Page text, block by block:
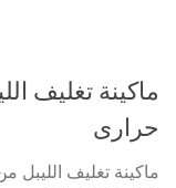
ماكينة تغليف
حرارى
ماكينة تغليف